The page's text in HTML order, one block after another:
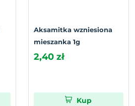
Aksamitka wzniesiona
mieszanka 1g
2,40 zł
Kup